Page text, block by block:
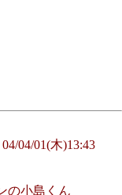
04/01(木)13:43
の小島くん